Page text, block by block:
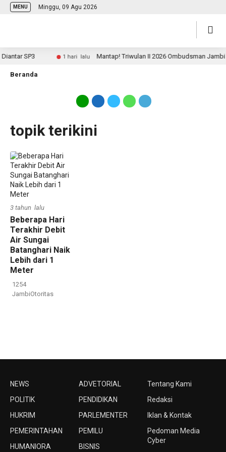
MENU Minggu, 09 Agu 2026
SP3 1 hari lalu Mantap! Triwulan II 2026 Ombudsman
Beranda
topik terikini
3 tahun lalu
Beberapa Hari
Terakhir Debit
Air Sungai
Batanghari Naik
Lebih dari 1
Meter
1254
JambiOtoritas
NEWS
POLITIK
HUKRIM
PEMERINTAHAN
HUMANIORA
ADVETORIAL
PENDIDIKAN
PARLEMENTER
PEMILU
BISNIS
Tentang Kami
Redaksi
Iklan & Kontak
Pedoman Media
Cyber